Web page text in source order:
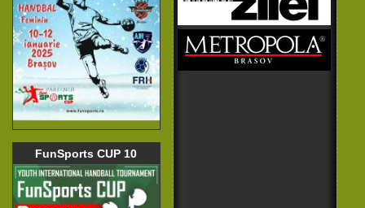
FunSports CUP 10